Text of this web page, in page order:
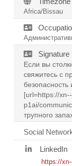
Africa/Bissau
Signature
Если вы
свяжитесь с
безопасность
[url=https://
p1ai/
трупного
Social
LinkedIn
https://